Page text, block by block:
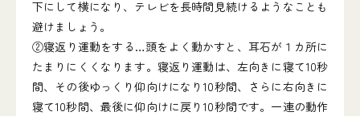
下にして横になり、テレビを長時間見続けるようなことも
避けましょう。
②寝返り運動をする…頭をよく動かすと、耳石が１カ所に
たまりにくくなります。寝返り運動は、左向きに寝て10秒
間、その後ゆっくり仰向けになり10秒間、さらに右向きに
寝て10秒間、最後に仰向けに戻り10秒間です。一連の動作